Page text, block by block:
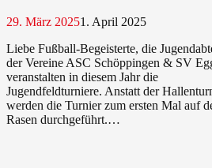
29. März 20251. April 2025
Liebe Fußball-Begeisterte, die
der Vereine ASC Schöppingen & SV
veranstalten in diesem Jahr die
Jugendfeldturniere. Anstatt der
werden die Turnier zum ersten Mal auf
Rasen durchgeführt.…